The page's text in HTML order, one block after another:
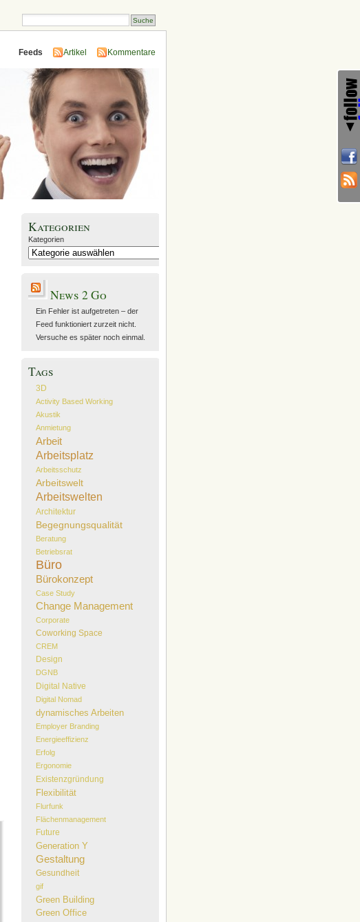
Feeds Artikel Kommentare
Kategorien
Kategorien
News 2 Go
Ein Fehler ist aufgetreten – der
Feed funktioniert zurzeit nicht.
Versuche es später noch einmal.
Tags
3D
Activity Based Working
Akustik
Anmietung
Arbeit
Arbeitsplatz
Arbeitsschutz
Arbeitswelt
Arbeitswelten
Architektur
Begegnungsqualität
Beratung
Betriebsrat
Büro
Bürokonzept
Case Study
Change Management
Corporate
Coworking Space
CREM
Design
DGNB
Digital Native
Digital Nomad
dynamisches Arbeiten
Employer Branding
Energieeffizienz
Erfolg
Ergonomie
Existenzgründung
Flexibilität
Flurfunk
Flächenmanagement
Future
Generation Y
Gestaltung
Gesundheit
gif
Green Building
Green Office